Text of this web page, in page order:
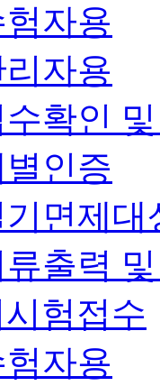
험자용
리자용
수확인
인증
기면제대
출력
험접수
험자용